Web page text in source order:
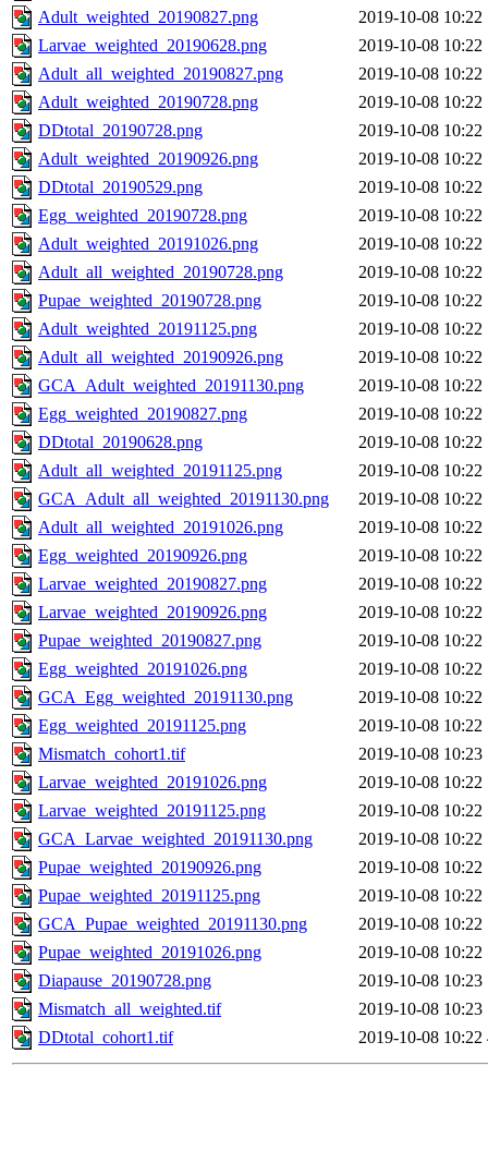
Adult_weighted_20190827.png
2019-10-08 10:22
Larvae_weighted_20190628.png
2019-10-08 10:22
Adult_all_weighted_20190827.png
2019-10-08 10:22
Adult_weighted_20190728.png
2019-10-08 10:22
DDtotal_20190728.png
2019-10-08 10:22
Adult_weighted_20190926.png
2019-10-08 10:22
DDtotal_20190529.png
2019-10-08 10:22
Egg_weighted_20190728.png
2019-10-08 10:22
Adult_weighted_20191026.png
2019-10-08 10:22
Adult_all_weighted_20190728.png
2019-10-08 10:22
Pupae_weighted_20190728.png
2019-10-08 10:22
Adult_weighted_20191125.png
2019-10-08 10:22
Adult_all_weighted_20190926.png
2019-10-08 10:22
GCA_Adult_weighted_20191130.png
2019-10-08 10:22
Egg_weighted_20190827.png
2019-10-08 10:22
DDtotal_20190628.png
2019-10-08 10:22
Adult_all_weighted_20191125.png
2019-10-08 10:22
GCA_Adult_all_weighted_20191130.png
2019-10-08 10:22
Adult_all_weighted_20191026.png
2019-10-08 10:22
Egg_weighted_20190926.png
2019-10-08 10:22
Larvae_weighted_20190827.png
2019-10-08 10:22
Larvae_weighted_20190926.png
2019-10-08 10:22
Pupae_weighted_20190827.png
2019-10-08 10:22
Egg_weighted_20191026.png
2019-10-08 10:22
GCA_Egg_weighted_20191130.png
2019-10-08 10:22
Egg_weighted_20191125.png
2019-10-08 10:22
Mismatch_cohort1.tif
2019-10-08 10:23
Larvae_weighted_20191026.png
2019-10-08 10:22
Larvae_weighted_20191125.png
2019-10-08 10:22
GCA_Larvae_weighted_20191130.png
2019-10-08 10:22
Pupae_weighted_20190926.png
2019-10-08 10:22
Pupae_weighted_20191125.png
2019-10-08 10:22
GCA_Pupae_weighted_20191130.png
2019-10-08 10:22
Pupae_weighted_20191026.png
2019-10-08 10:22
Diapause_20190728.png
2019-10-08 10:23
Mismatch_all_weighted.tif
2019-10-08 10:23
DDtotal_cohort1.tif
2019-10-08 10:22